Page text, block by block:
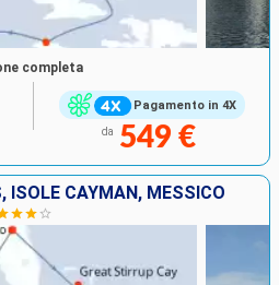
Pagamento in 4X
completa
da 549 €
ISOLE CAYMAN, MESSICO